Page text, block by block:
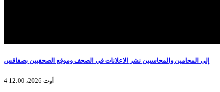
إلى المحامين والمحاسبين نشر الاعلانات في الصحف وموقع الصحفيين بصفاقس
4 أوت 2026، 12:00